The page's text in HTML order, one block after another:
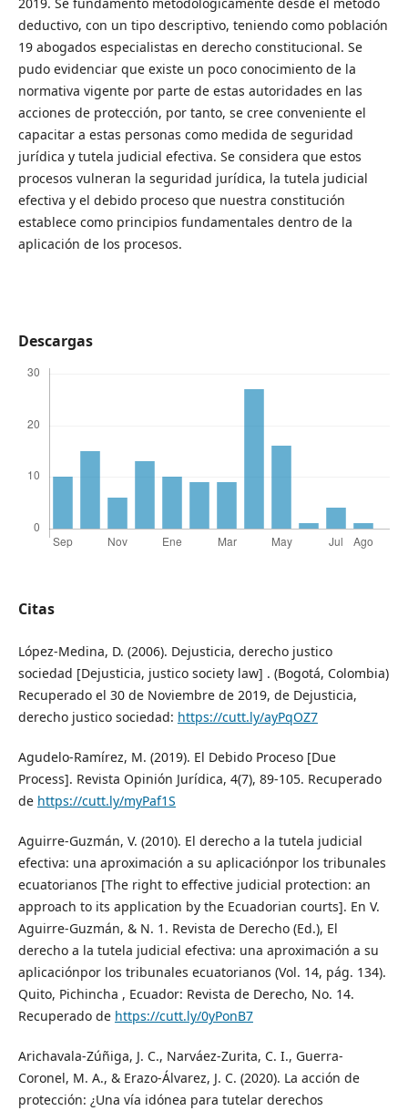
deductivo, con un tipo descriptivo, teniendo como población
19 abogados especialistas en derecho constitucional. Se
pudo evidenciar que existe un poco conocimiento de la
normativa vigente por parte de estas autoridades en las
acciones de protección, por tanto, se cree conveniente el
capacitar a estas personas como medida de seguridad
jurídica y tutela judicial efectiva. Se considera que estos
procesos vulneran la seguridad jurídica, la tutela judicial
efectiva y el debido proceso que nuestra constitución
establece como principios fundamentales dentro de la
aplicación de los procesos.
Descargas
Citas
López-Medina, D. (2006). Dejusticia, derecho justico
sociedad [Dejusticia, justico society law] . (Bogotá, Colombia)
Recuperado el 30 de Noviembre de 2019, de Dejusticia,
derecho justico sociedad: https://cutt.ly/ayPqOZ7
Agudelo-Ramírez, M. (2019). El Debido Proceso [Due
Process]. Revista Opinión Jurídica, 4(7), 89-105. Recuperado
de https://cutt.ly/myPaf1S
Aguirre-Guzmán, V. (2010). El derecho a la tutela judicial
efectiva: una aproximación a su aplicaciónpor los tribunales
ecuatorianos [The right to effective judicial protection: an
approach to its application by the Ecuadorian courts]. En V.
Aguirre-Guzmán, & N. 1. Revista de Derecho (Ed.), El
derecho a la tutela judicial efectiva: una aproximación a su
aplicaciónpor los tribunales ecuatorianos (Vol. 14, pág. 134).
Quito, Pichincha , Ecuador: Revista de Derecho, No. 14.
Recuperado de https://cutt.ly/0yPonB7
Arichavala-Zúñiga, J. C., Narváez-Zurita, C. I., Guerra-
Coronel, M. A., & Erazo-Álvarez, J. C. (2020). La acción de
protección: ¿Una vía idónea para tutelar derechos